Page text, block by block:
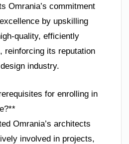
Omrania’s commitment
by upskilling
quality, efficiently
reinforcing its reputation
industry.
for enrolling in
Omrania’s architects
involved in projects,